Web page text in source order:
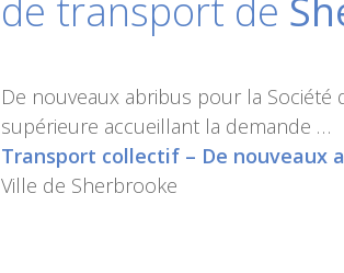
de transport de
De nouveaux abribus pour la Société
supérieure accueillant la demande …
Transport collectif – De nouveaux
Ville de Sherbrooke